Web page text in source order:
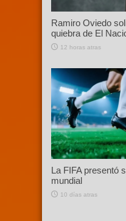
Ramiro Oviedo
quiebra de El
12 horas atras
La FIFA presentó
mundial
10 días atras